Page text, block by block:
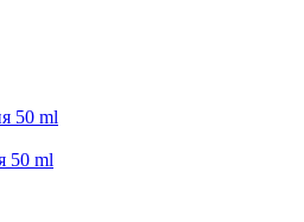
50 ml
50 ml